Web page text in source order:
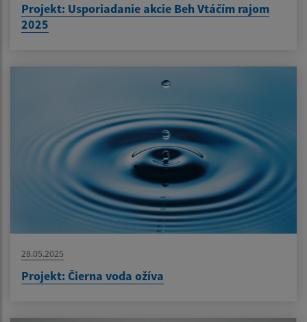
Projekt: Usporiadanie akcie Beh Vtáčím rajom
2025
28.05.2025
Projekt: Čierna voda ožíva